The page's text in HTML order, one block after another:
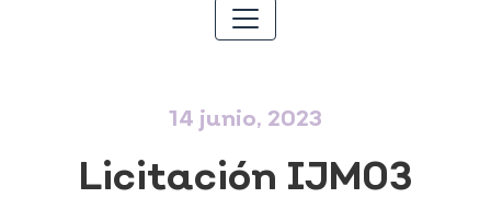
14 junio, 2023
Licitación IJM03